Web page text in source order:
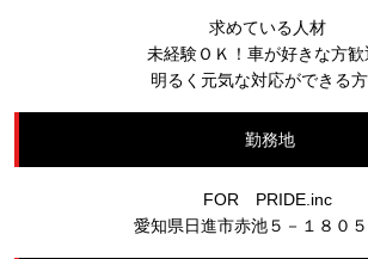
求めている人材
未経験ＯＫ！車が好きな方歓
明るく元気な対応ができる方
勤務地
FOR PRIDE.inc
愛知県日進市赤池５－１８０